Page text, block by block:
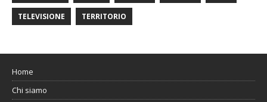
TELEVISIONE TERRITORIO
Home
Chi siamo